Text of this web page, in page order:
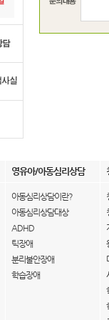
영유아/아동심리상담
아동심리상담이란?
아동심리상담대상
ADHD
틱장애
분리불안장애
학습장애